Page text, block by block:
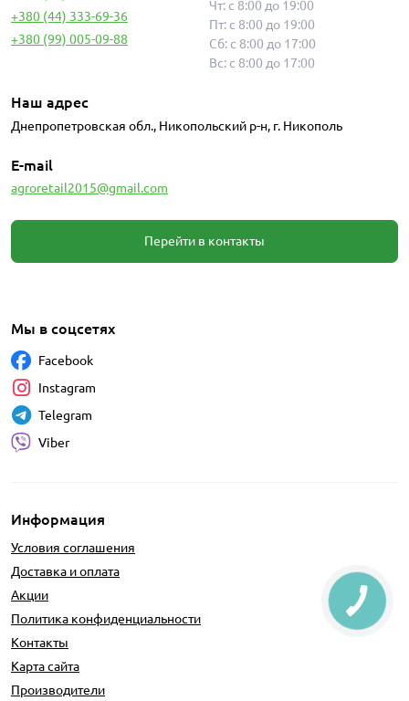
+380 (44) 333-69-36
+380 (99) 005-09-88
Чт: с 8:00 до 19:00
Пт: с 8:00 до 19:00
Сб: с 8:00 до 17:00
Вс: с 8:00 до 17:00
Наш адрес
Днепропетровская обл., Никопольский р-н, г. Никополь
E-mail
agroretail2015@gmail.com
Перейти в контакты
Информация
Условия соглашения
Доставка и оплата
Акции
Политика конфиденциальности
Контакты
Карта сайта
Производители
Мы в соцсетях
Facebook
Instagram
Telegram
Viber